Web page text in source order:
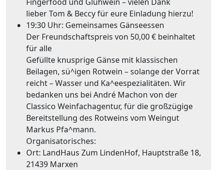
lieber Tom & Beccy für eure Einladung hierzu!
19:30 Uhr: Gemeinsames Gänseessen
Der Freundschaftspreis von 50,00 € beinhaltet
für alle
Gefüllte knusprige Gänse mit klassischen
Beilagen, sü^igen Rotwein – solange der Vorrat
reicht – Wasser und Ka^eespezialitäten. Wir
bedanken uns bei André Machon von der
Classico Weinfachagentur, für die großzügige
Bereitstellung des Rotweins vom Weingut
Markus Pfa^mann.
Organisatorisches:
Ort: LandHaus Zum LindenHof, Hauptstraße 18,
21439 Marxen